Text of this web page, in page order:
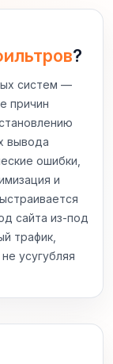
?
систем —
причин
вывода
ошибки,
и
сайта из‑под
трафик,
усугубляя